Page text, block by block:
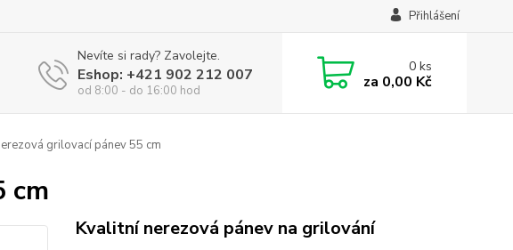
Přihlášení
Nevíte si rady? Zavolejte.
Eshop: +421 902 212 007
od 8:00 - do 16:00 hod
0ks
za 0,00 Kč
grilovací pánev 55 cm
cm
Kvalitní nerezová pánev na grilování